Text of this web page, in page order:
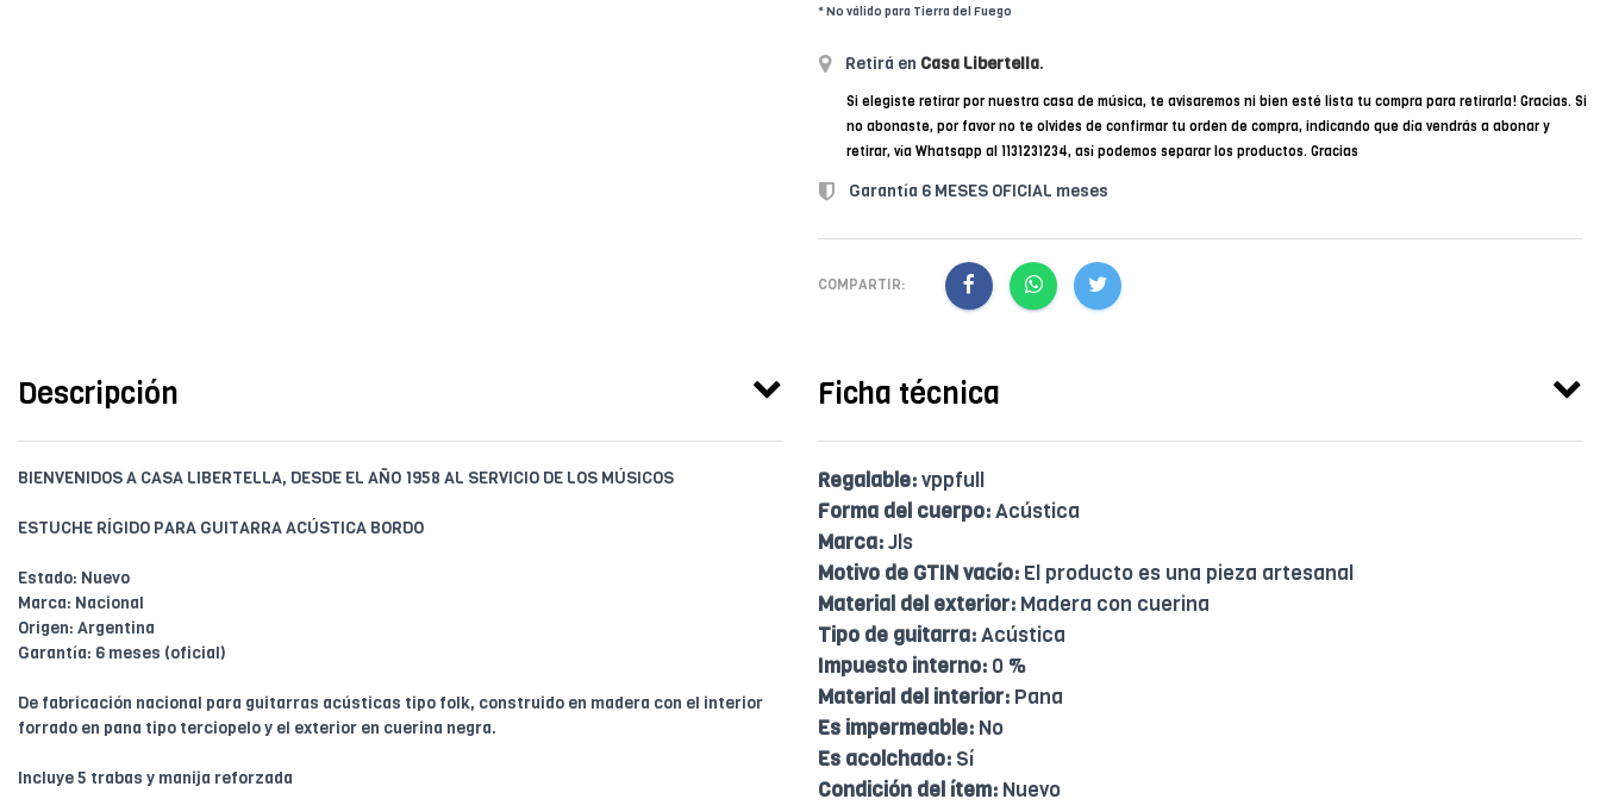
* No válido para Tierra del Fuego
Retirá en Casa Libertella.
Si elegiste retirar por nuestra casa de música, te avisaremos ni bien esté lista tu compra para retirarla! Gracias. Si
no abonaste, por favor no te olvides de confirmar tu orden de compra, indicando que día vendrás a abonar y
retirar, vía Whatsapp al 1131231234, así podemos separar los productos. Gracias
Garantía 6 MESES OFICIAL meses
COMPARTIR:
Descripción
BIENVENIDOS A CASA LIBERTELLA, DESDE EL AÑO 1958 AL SERVICIO DE LOS MÚSICOS
ESTUCHE RÍGIDO PARA GUITARRA ACÚSTICA BORDO
Estado: Nuevo
Marca: Nacional
Origen: Argentina
Garantía: 6 meses (oficial)
De fabricación nacional para guitarras acústicas tipo folk, construido en madera con el interior
forrado en pana tipo terciopelo y el exterior en cuerina negra.
Incluye 5 trabas y manija reforzada
Ficha técnica
Regalable:vppfull
Forma del cuerpo:Acústica
Marca:Jls
Motivo de GTIN vacío: El producto es una pieza artesanal
Material del exterior: Madera con cuerina
Tipo de guitarra:Acústica
Impuesto interno: 0 %
Material del interior: Pana
Es impermeable: No
Es acolchado: Sí
Condición del ítem: Nuevo